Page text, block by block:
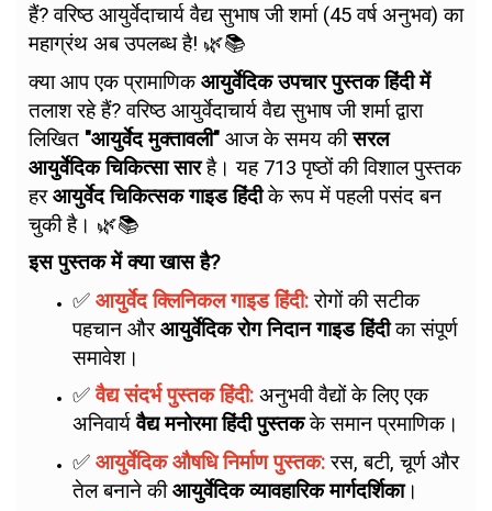
हैं? वरिष्ठ आयुर्वेदाचार्य वैद्य सुभाष जी शर्मा (45 वर्ष अनुभव) का
महाग्रंथ अब उपलब्ध है! 🌿📚
क्या आप एक प्रामाणिकआयुर्वेदिक उपचार पुस्तक हिंदी में
तलाश रहे हैं? वरिष्ठ आयुर्वेदाचार्य वैद्य सुभाष जी शर्मा द्वारा
लिखित "आयुर्वेद मुक्तावली" आज के समय कीसरल
आयुर्वेदिक चिकित्सा सारहै। यह 713 पृष्ठों की विशाल पुस्तक
हरआयुर्वेद चिकित्सक गाइड हिंदीके रूप में पहली पसंद बन
चुकी है। 🌿📚
इस पुस्तक में क्या खास है?
✅ आयुर्वेद क्लिनिकल गाइड हिंदी:रोगों की सटीक
पहचान औरआयुर्वेदिक रोग निदान गाइड हिंदीका संपूर्ण
समावेश।
✅वैद्य संदर्भ पुस्तक हिंदी: अनुभवी वैद्यों के लिए एक
अनिवार्यवैद्य मनोरमा हिंदी पुस्तकके समान प्रमाणिक।
✅ आयुर्वेदिक औषधि निर्माण पुस्तक:रस, बटी, चूर्ण और
तेल बनाने कीआयुर्वेदिक व्यावहारिक मार्गदर्शिका।